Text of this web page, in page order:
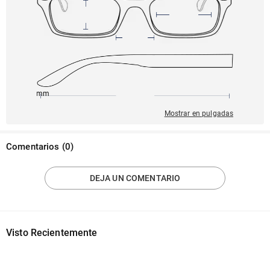
145mm
Mostrar en pulgadas
Comentarios (0)
DEJA UN COMENTARIO
Visto Recientemente